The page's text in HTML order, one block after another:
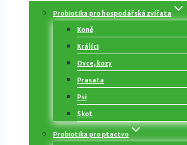
Probiotika pro hospodářská zvířata
Koně
Králíci
Ovce, kozy
Prasata
Psi
Skot
Probiotika pro ptactvo